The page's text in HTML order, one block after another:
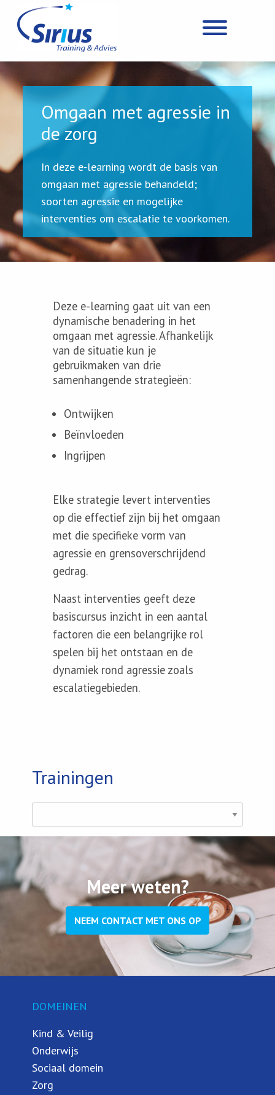
Omgaan met agressie in
de zorg
In deze e-learning wordt de basis van
omgaan met agressie behandeld;
soorten agressie en mogelijke
interventies om escalatie te voorkomen.
Deze e-learning gaat uit van een
dynamische benadering in het
omgaan met agressie. Afhankelijk
van de situatie kun je
gebruikmaken van drie
samenhangende strategieën:
Ontwijken
Beïnvloeden
Ingrijpen
Elke strategie levert interventies
op die effectief zijn bij het omgaan
met die specifieke vorm van
agressie en grensoverschrijdend
gedrag.
Naast interventies geeft deze
basiscursus inzicht in een aantal
factoren die een belangrijke rol
spelen bij het ontstaan en de
dynamiek rond agressie zoals
escalatiegebieden.
Trainingen
Meer weten?
NEEM CONTACT MET ONS OP
DOMEINEN
Kind & Veilig
Onderwijs
Sociaal domein
Zorg